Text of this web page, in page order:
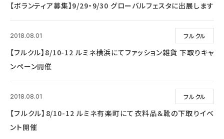
【ボランティア募集】9/29・9/30 グローバルフェスタに出展します
フルクル
2018.08.01
【フルクル】8/10-12 ルミネ横浜にてファッション雑貨 下取りキャ
ンペーン開催
フルクル
2018.08.01
【フルクル】8/10-12 ルミネ有楽町にて衣料品＆靴の下取りイベ
ント開催